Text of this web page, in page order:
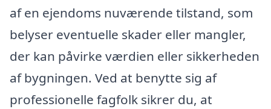
af en ejendoms nuværende tilstand, som
belyser eventuelle skader eller mangler,
der kan påvirke værdien eller sikkerheden
af bygningen. Ved at benytte sig af
professionelle fagfolk sikrer du, at